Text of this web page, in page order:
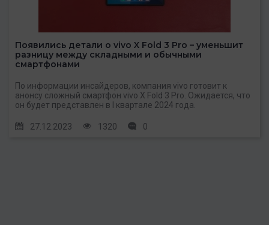
Появились детали о vivo X Fold 3 Pro – уменьшит
разницу между складными и обычными
смартфонами
По информации инсайдеров, компания vivo готовит к
анонсу сложный смартфон vivo X Fold 3 Pro. Ожидается, что
он будет представлен в I квартале 2024 года.
27.12.2023 1320 0